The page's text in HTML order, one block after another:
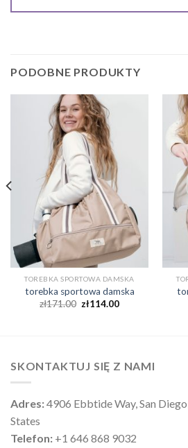
PODOBNE PRODUKTY
TOREBKA SPORTOWA DAMSKA
torebka sportowa damska
zł171.00 zł114.00
SKONTAKTUJ SIĘ Z NAMI
Adres:4906 Ebbtide Way, San
States
Telefon: +1 646 868 9032